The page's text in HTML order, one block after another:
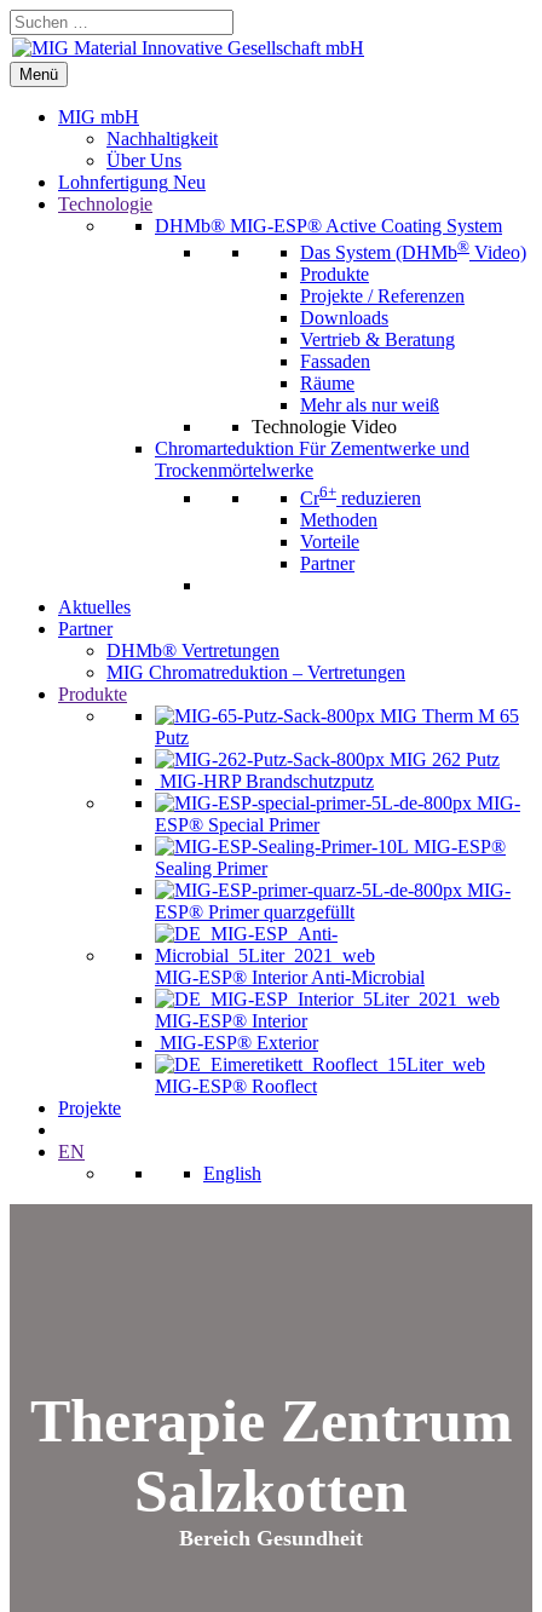
Zum
Inhalt
springen
Suchen …
Menü
Menü
MIG mbH
Nachhaltigkeit
Über Uns
Lohnfertigung Neu
Technologie
DHMb® MIG-ESP® Active Coating System
Das System (DHMb® Video)
Produkte
Projekte / Referenzen
Downloads
Vertrieb & Beratung
Fassaden
Räume
Mehr als nur weiß
Technologie Video
Chromarteduktion Für Zementwerke und
Trockenmörtelwerke
Cr6+ reduzieren
Methoden
Vorteile
Partner
Aktuelles
Partner
DHMb® Vertretungen
MIG Chromatreduktion – Vertretungen
Produkte
MIG Therm M 65
Putz
MIG 262 Putz
MIG-HRP Brandschutzputz
MIG-
ESP® Special Primer
MIG-ESP®
Sealing Primer
MIG-
ESP® Primer quarzgefüllt
MIG-ESP® Interior Anti-Microbial
MIG-ESP® Interior
MIG-ESP® Exterior
MIG-ESP® Rooflect
Projekte
EN
English
Therapie Zentrum
Salzkotten
Bereich Gesundheit